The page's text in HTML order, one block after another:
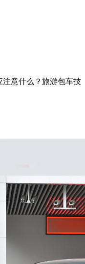
注意什么？旅游包车技